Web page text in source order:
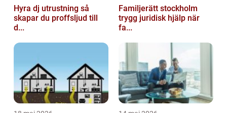
Hyra dj utrustning så
skapar du proffsljud till
d...
Familjerätt stockholm
trygg juridisk hjälp när
fa...